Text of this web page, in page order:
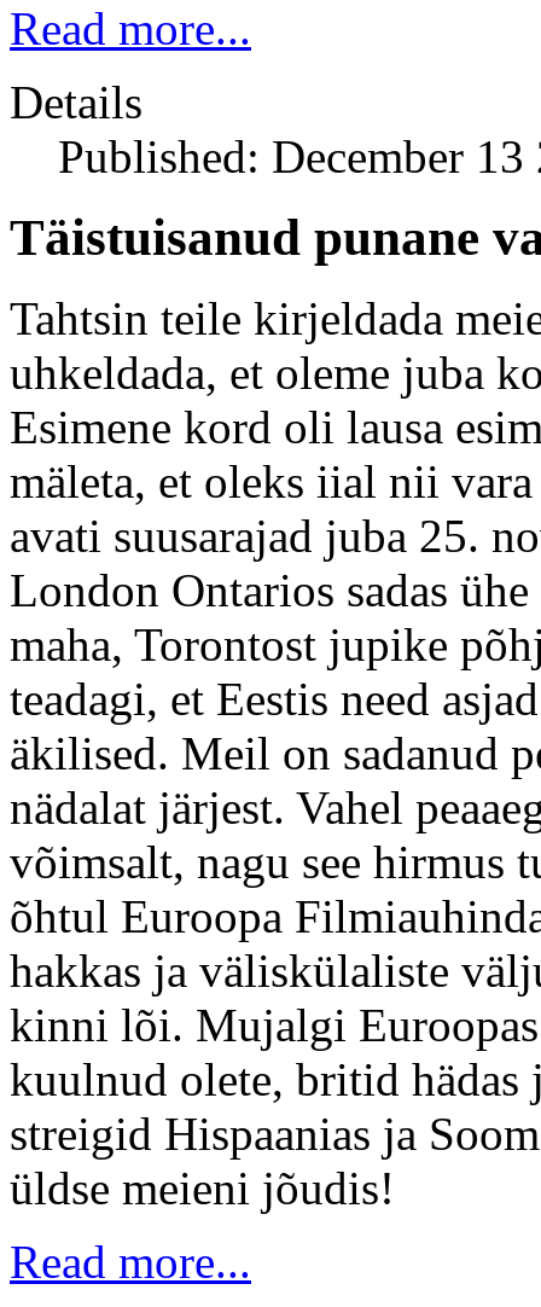
Read more...
Details
Published: December 13
Täistuisanud punane
Tahtsin teile kirjeldada
uhkeldada, et oleme juba
Esimene kord oli lausa
mäleta, et oleks iial nii
avati suusarajad juba 25.
London Ontarios sadas
maha, Torontost jupike
teadagi, et Eestis need
äkilised. Meil on sadanud
nädalat järjest. Vahel
võimsalt, nagu see hirmus
õhtul Euroopa
hakkas ja väliskülaliste
kinni lõi. Mujalgi
kuulnud olete, britid hädas
streigid Hispaanias ja
üldse meieni jõudis!
Read more...